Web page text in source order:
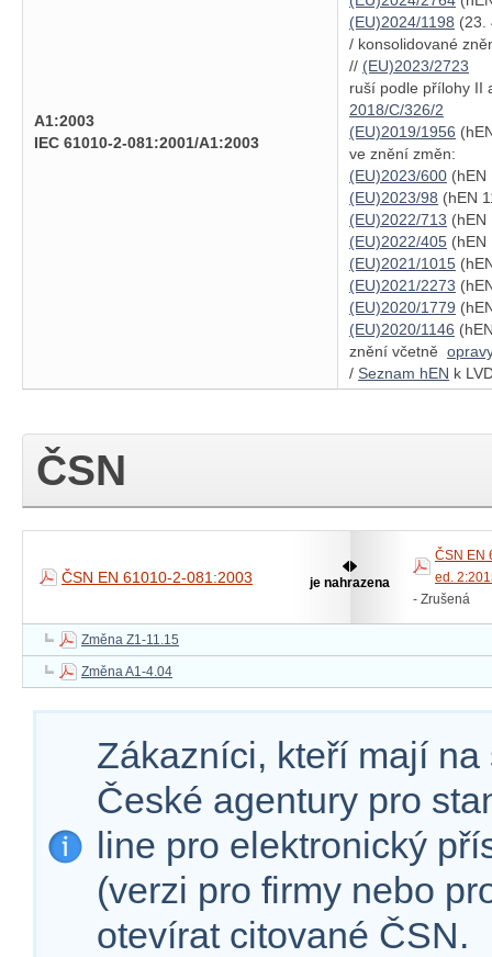
A1:2003
IEC 61010-2-081:2001/A1:2003
(EU)2024/1198 (23.
/ konsolidované
// (EU)2023/2723
ruší podle přílohy II
2018/C/326/2
(EU)2019/1956
ve znění změn:
(EU)2023/600 (hEN
(EU)2023/98 (hEN
(EU)2022/713 (hEN
(EU)2022/405 (hEN
(EU)2021/1015
(EU)2021/2273
(EU)2020/1779
(EU)2020/1146
znění včetně
/ Seznam hEN k
ČSN
ČSN EN 61010-2-081:2003 je nahrazena
ČSN EN
ed.
- Zrušená
Změna Z1-11.15
Změna A1-4.04
Zákazníci, kteří mají
České agentury pro
line pro elektronický
(verzi pro firmy nebo
otevírat citované ČSN.